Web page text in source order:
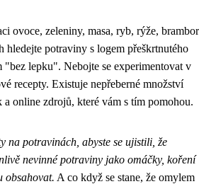
ovoce, zeleniny, masa, ryb, rýže, brambor
hledejte potraviny s logem přeškrtnutého
"bez lepku". Nebojte se experimentovat v
recepty. Existuje nepřeberné množství
online zdrojů, které vám s tím pomohou.
na potravinách, abyste se ujistili, že
nevinné potraviny jako omáčky, koření
obsahovat. A co když se stane, že omylem